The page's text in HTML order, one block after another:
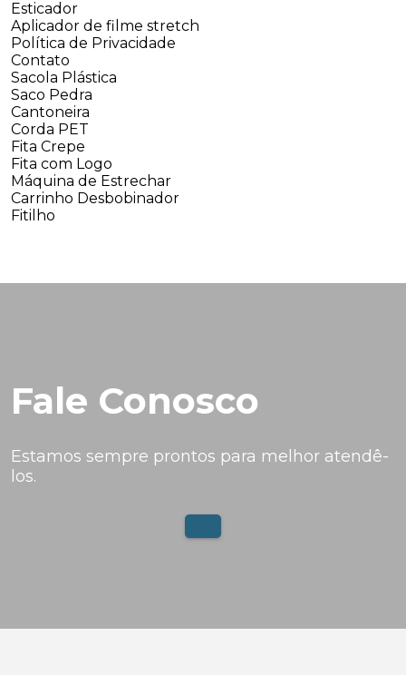
Esticador
Aplicador de filme stretch
Política de Privacidade
Contato
Sacola Plástica
Saco Pedra
Cantoneira
Corda PET
Fita Crepe
Fita com Logo
Máquina de Estrechar
Carrinho Desbobinador
Fitilho
Fale Conosco
Estamos sempre prontos para melhor atendê-
los.